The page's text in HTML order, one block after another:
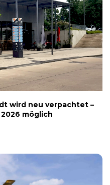
wird neu verpachtet –
möglich